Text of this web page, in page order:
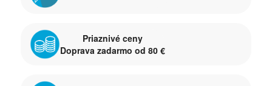
Priaznivé ceny
Doprava zadarmo od 80 €